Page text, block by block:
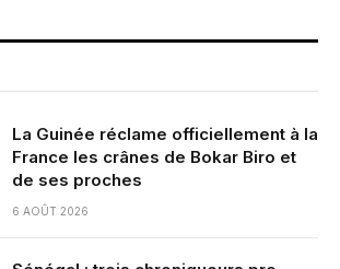
La Guinée réclame officiellement à la
France les crânes de Bokar Biro et
de ses proches
6 AOÛT 2026